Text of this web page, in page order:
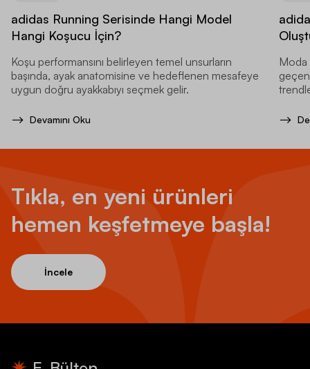
adidas Running Serisinde Hangi Model
Hangi Koşucu İçin?
Koşu performansını belirleyen temel unsurların
başında, ayak anatomisine ve hedeflenen mesafeye
uygun doğru ayakkabıyı seçmek gelir.
Devamını Oku
Moda
Tıkla, en yeni ürünleri
hemen keşfetmeye başla!
İncele